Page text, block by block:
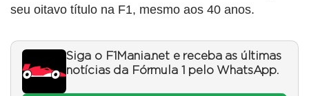
seu oitavo título na F1, mesmo aos 40 anos.
Siga o F1Mania.net e receba as últimas
notícias da Fórmula 1 pelo WhatsApp.